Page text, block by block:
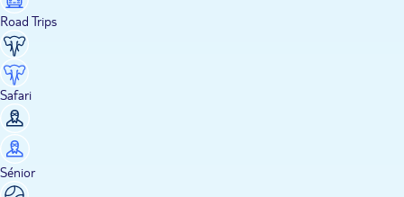
Road Trips
Safari
Sénior